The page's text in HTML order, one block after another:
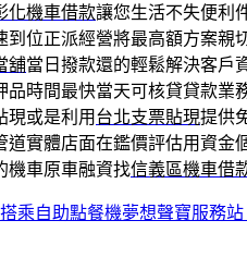
化機車借款讓您生活不失便利
到位正派經營將最高額方案親
舖當日撥款還的輕鬆解決客戶
品時間最快當天可核貸貸款業
現或是利用 台北支票貼現提供
道實體店面在鑑價評估用資金
機車原車融資找信義區機車借
乘自助點餐機夢想聲寶服務站